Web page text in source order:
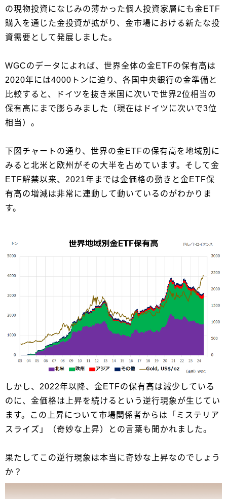
の現物投資になじみの薄かった個人投資家層にも金ETF
購入を通じた金投資が拡がり、金市場における新たな投
資需要として発展しました。
WGCのデータによれば、世界全体の金ETFの保有高は
2020年には4000トンに迫り、各国中央銀行の金準備と
比較すると、ドイツを抜き米国に次いで世界2位相当の
保有高にまで膨らみました（現在はドイツに次いで3位
相当）。
下図チャートの通り、世界の金ETFの保有高を地域別に
みると北米と欧州がその大半を占めています。そして金
ETF解禁以来、2021年までは金価格の動きと金ETF保
有高の増減は非常に連動して動いているのがわかりま
す。
しかし、2022年以降、金ETFの保有高は減少している
のに、金価格は上昇を続けるという逆行現象が生じてい
ます。この上昇について市場関係者からは「ミステリア
スライズ」（奇妙な上昇）との言葉も聞かれました。
果たしてこの逆行現象は本当に奇妙な上昇なのでしょう
か？